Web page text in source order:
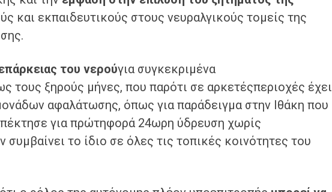
και εκπαιδευτικούς στους νευραλγικούς τομείς της
του νερούγια συγκεκριμένα
τους ξηρούς μήνες, που παρότι σε αρκετέςπεριοχές έχει
αφαλάτωσης, όπως για παράδειγμα στην Ιθάκη που
για πρώτηφορά 24ωρη ύδρευση χωρίς
το ίδιο σε όλες τις τοπικές κοινότητες του